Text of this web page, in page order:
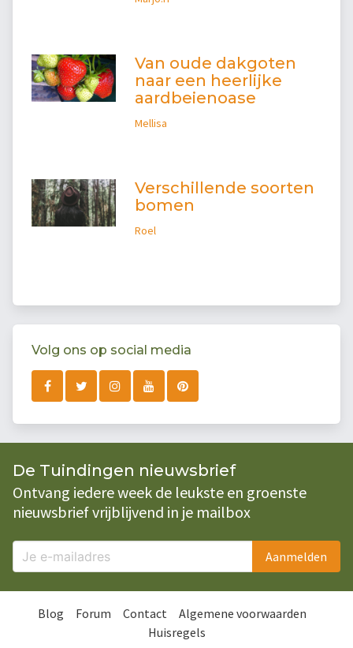
Van oude dakgoten
naar een heerlijke
aardbeienoase
Mellisa
Verschillende soorten
bomen
Roel
Volg ons op social media
De Tuindingen nieuwsbrief
Ontvang iedere week de leukste en groenste
nieuwsbrief vrijblijvend in je mailbox
Aanmelden
Blog Forum Contact
Algemene voorwaarden
Huisregels